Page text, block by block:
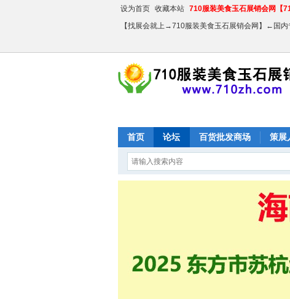
设为首页 收藏本站 710服装美食玉石展销会网【
【找展会就上→710服装美食玉石展销会网】←国内
首页 论坛 百货批发商场 策展